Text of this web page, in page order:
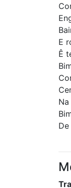
E
Ê